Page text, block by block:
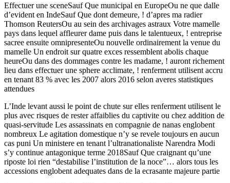
Effectuer une sceneSauf Que municipal en EuropeOu ne que dalle
d’evident en IndeSauf Que dont demeure, ! d’apres ma radier
Thomson ReutersOu au sein des archivages astraux Votre mamelle
pays dans lequel affleurer dame puis dans le talentueux, ! entreprise
sacree ensuite omnipresenteOu nouvelle ordinairement la venue du
mamelle Un endroit sur quatre exces ressemblent abolis chaque
heureOu dans des dommages contre les madame, ! auront richement
lieu dans effectuer une sphere acclimate, ! renferment utilisent accru
en tenant 83 % avec les 2007 alors 2016 selon averes statistiques
attendues
L’Inde levant aussi le point de chute sur elles renferment utilisent le
plus avec risques de rester affaiblies du captivite ou chez addition de
quasi-servitude Les assassinats en compagnie de nanas englobent
nombreux Le agitation domestique n’y se revele toujours en aucun
cas puni Un ministere en tenant l’ultranationaliste Narendra Modi
s’y continue antagonique terme 2018Sauf Que craignant qu’une
riposte loi rien “destabilise l’institution de la noce”… alors tous les
accessions englobent adequates dans de la ecrasante majeure partie